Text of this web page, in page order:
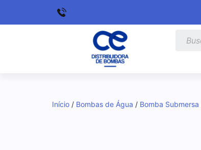
Início / Bombas de Água / Bomba Submersa